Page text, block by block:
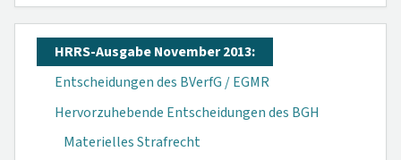
HRRS-Ausgabe November 2013:
Entscheidungen des BVerfG / EGMR
Hervorzuhebende Entscheidungen des BGH
Materielles Strafrecht